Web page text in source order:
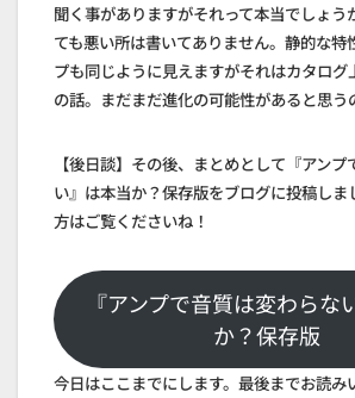
聞く事がありますがそれって本当でしょう
ても悪い所は書いてありません。静的な特
プも同じように見えますがそれはカタログ
の話。まだまだ進化の可能性があると思う
【後日談】その後、まとめとして『アン
い』は本当か？保存版をブログに投稿しま
方はご覧くださいね！
『アンプで音質は変わらな
か？保存版
今日はここまでにします。最後までお読み